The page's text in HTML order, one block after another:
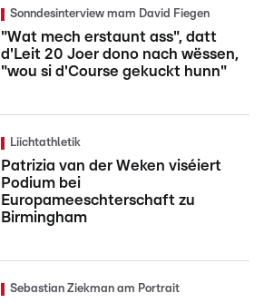
Sonndesinterview mam David Fiegen
"Wat mech erstaunt ass", datt
d'Leit 20 Joer dono nach wëssen,
"wou si d'Course gekuckt hunn"
Liichtathletik
Patrizia van der Weken viséiert
Podium bei
Europameeschterschaft zu
Birmingham
Sebastian Ziekman am Portrait